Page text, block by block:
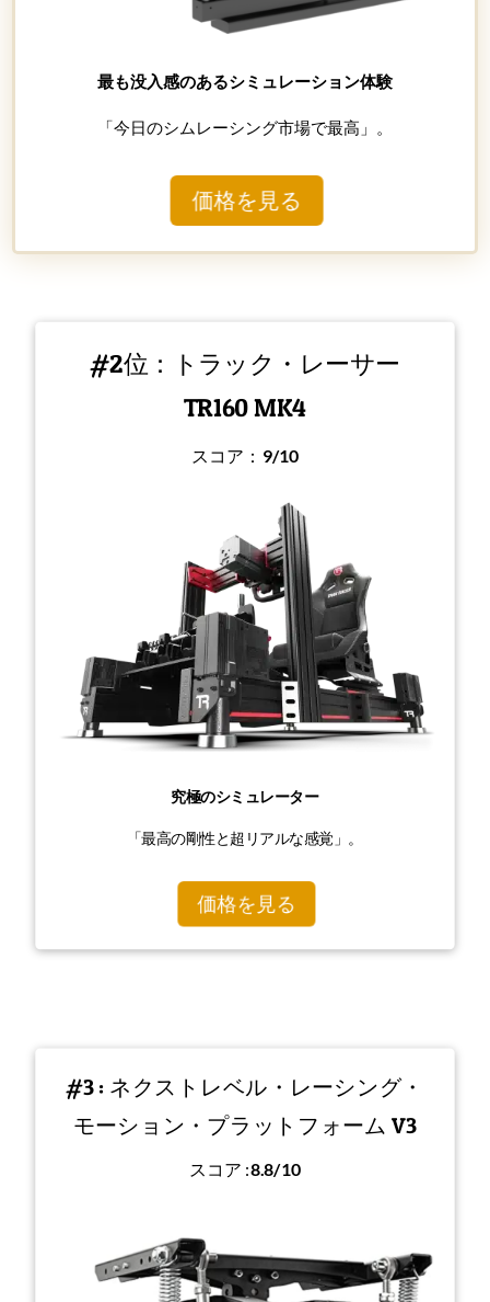
最も没入感のあるシミュレーション体験
「今日のシムレーシング市場で最高」。
価格を見る
#2位：トラック・レーサー
TR160 MK4
スコア： 9/10
究極のシミュレーター
「最高の剛性と超リアルな感覚」。
価格を見る
#3 : ネクストレベル・レーシング・
モーション・プラットフォーム V3
スコア :8.8/10